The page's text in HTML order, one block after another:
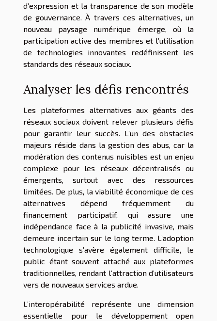
d’expression et la transparence de son modèle
de gouvernance. À travers ces alternatives, un
nouveau paysage numérique émerge, où la
participation active des membres et l’utilisation
de technologies innovantes redéfinissent les
standards des réseaux sociaux.
Analyser les défis rencontrés
Les plateformes alternatives aux géants des
réseaux sociaux doivent relever plusieurs défis
pour garantir leur succès. L’un des obstacles
majeurs réside dans la gestion des abus, car la
modération des contenus nuisibles est un enjeu
complexe pour les réseaux décentralisés ou
émergents, surtout avec des ressources
limitées. De plus, la viabilité économique de ces
alternatives dépend fréquemment du
financement participatif, qui assure une
indépendance face à la publicité invasive, mais
demeure incertain sur le long terme. L’adoption
technologique s’avère également difficile, le
public étant souvent attaché aux plateformes
traditionnelles, rendant l’attraction d’utilisateurs
vers de nouveaux services ardue.
L’interopérabilité représente une dimension
essentielle pour le développement open